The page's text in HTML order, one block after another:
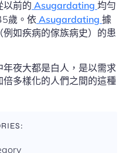
以前的 Asugardating 均勻
歲。依 Asugardating 據
如疾病的傢族病史）的患
夜大都是白人，是以需求
多樣化的人們之間的這種